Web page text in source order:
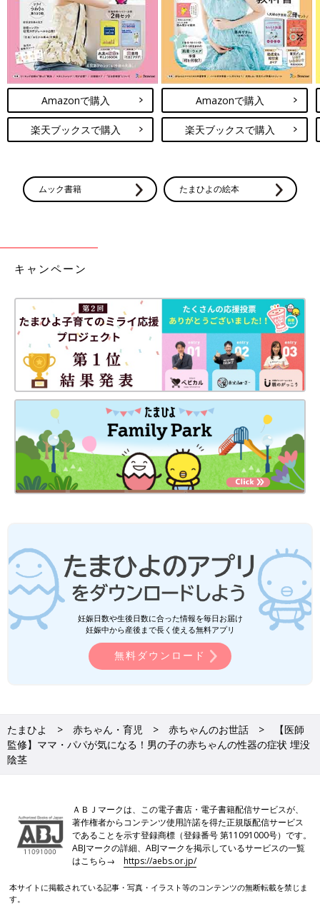
Amazonで購入
楽天ブックスで購入
Amazonで購入
楽天ブックスで購入
Amazonで購入
楽天ブックスで購入
ムック書籍 たまひよの絵本
キャンペーン
妊娠日数や生後日数に合った情報を毎日お届け
妊娠中から産後まで長く使える無料アプリ
無料ダウンロード
たまひよ 赤ちゃん・育児 赤ちゃんのお世話
【医師
監修】ママ・パパが気になる！男の子の赤ちゃんの性器の症状 埋没
陰茎
ＡＢＪマークは、この電子書店・電子書籍配信サービスが、
著作権者からコンテンツ使用許諾を得た正規版配信サービス
であることを示す登録商標（登録番号 第11091000号）です。
ABJマークの詳細、ABJマークを掲示しているサービスの一覧
はこちら→https://aebs.or.jp/
本サイトに掲載されている記事・写真・イラスト等のコンテンツの無断転載を禁じま
す。